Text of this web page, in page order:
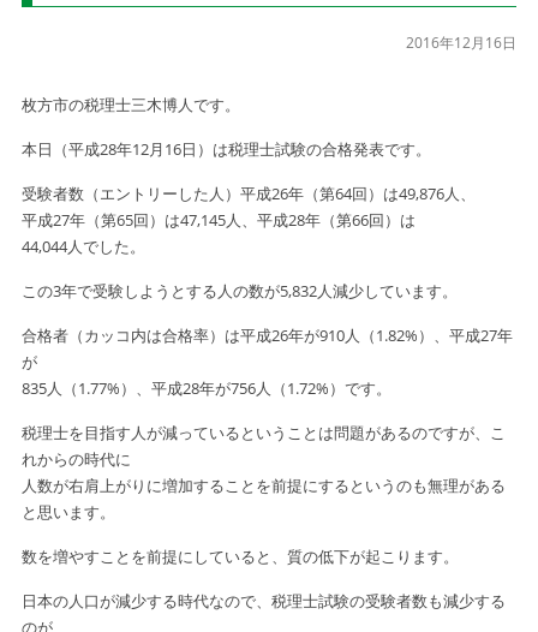
2016年12月16日
枚方市の税理士三木博人です。
本日（平成28年12月16日）は税理士試験の合格発表です。
受験者数（エントリーした人）平成26年（第64回）は49,876人、
平成27年（第65回）は47,145人、平成28年（第66回）は
44,044人でした。
この3年で受験しようとする人の数が5,832人減少しています。
合格者（カッコ内は合格率）は平成26年が910人（1.82%）、平成27年
が
835人（1.77%）、平成28年が756人（1.72%）です。
税理士を目指す人が減っているということは問題があるのですが、こ
れからの時代に
人数が右肩上がりに増加することを前提にするというのも無理がある
と思います。
数を増やすことを前提にしていると、質の低下が起こります。
日本の人口が減少する時代なので、税理士試験の受験者数も減少する
のが